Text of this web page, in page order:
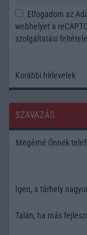
Elfogadom az
webhelyet a
szolgáltatási
Korábbi hírlevelek
SZAVAZÁS
Megérné Önnek
Igen, a tárhely
Talán, ha más